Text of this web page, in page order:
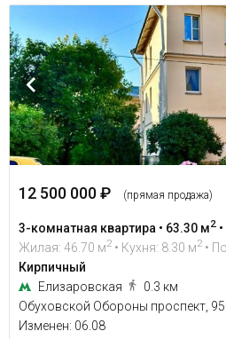
12 500 000 ₽ (прямая продажа)
3-комнатная квартира • 63.30 м2 •
Жилая: 46.70 м2 • Кухня: 8.30 м2 •
Кирпичный
Елизаровская
0.3 км
Обуховской Обороны проспект,
Изменен: 06.08